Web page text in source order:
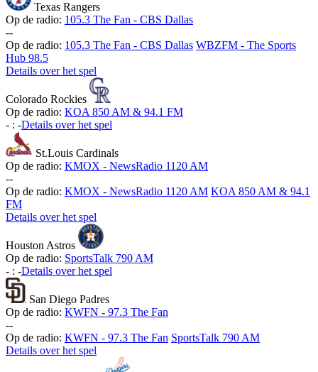
Texas Rangers
Op de radio: 105.3 The Fan - CBS Dallas
--
Op de radio: 105.3 The Fan - CBS Dallas WBZFM - The Sports
Hub 98.5
Details over het spel
Colorado Rockies
Op de radio: KOA 850 AM & 94.1 FM
- : -Details over het spel
St.Louis Cardinals
Op de radio: KMOX - NewsRadio 1120 AM
--
Op de radio: KMOX - NewsRadio 1120 AM KOA 850 AM & 94.1
FM
Details over het spel
Houston Astros
Op de radio: SportsTalk 790 AM
- : -Details over het spel
San Diego Padres
Op de radio: KWFN - 97.3 The Fan
--
Op de radio: KWFN - 97.3 The Fan SportsTalk 790 AM
Details over het spel